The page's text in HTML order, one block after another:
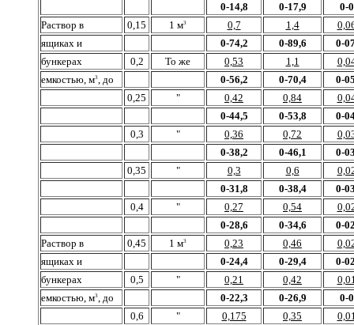
0-14,8
0-17,9
0-
Раствор в
0,15 1 м3 0,7 1,4
ящиках и
0-74,2 0-89,6
0-
бункерах
0,2 То же 0,53 1,1
емкостью, м3, до 0-56,2 0-70,4
0-
0,25
" 0,42 0,84
0-44,5
0-53,8
0-
0,3
" 0,36 0,72
0-38,2
0-46,1
0-
0,35
" 0,3 0,6
0-31,8
0-38,4
0-
0,4
" 0,27 0,54
0-28,6
0-34,6
0-
Раствор в
0,45 1 м3 0,23 0,46
ящиках и
0-24,4 0-29,4
0-
бункерах
0,5 " 0,21 0,42
емкостью, м3, до 0-22,3 0-26,9
0-
0,6
" 0,175 0,35